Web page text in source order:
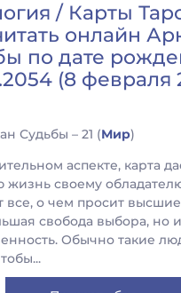
/ Карты
онлайн
по дате
(8 февраля
Судьбы – 21 (Мир)
аспекте, карта
жизнь своему
все, о чем просит
свобода выбора, но
Обычно такие